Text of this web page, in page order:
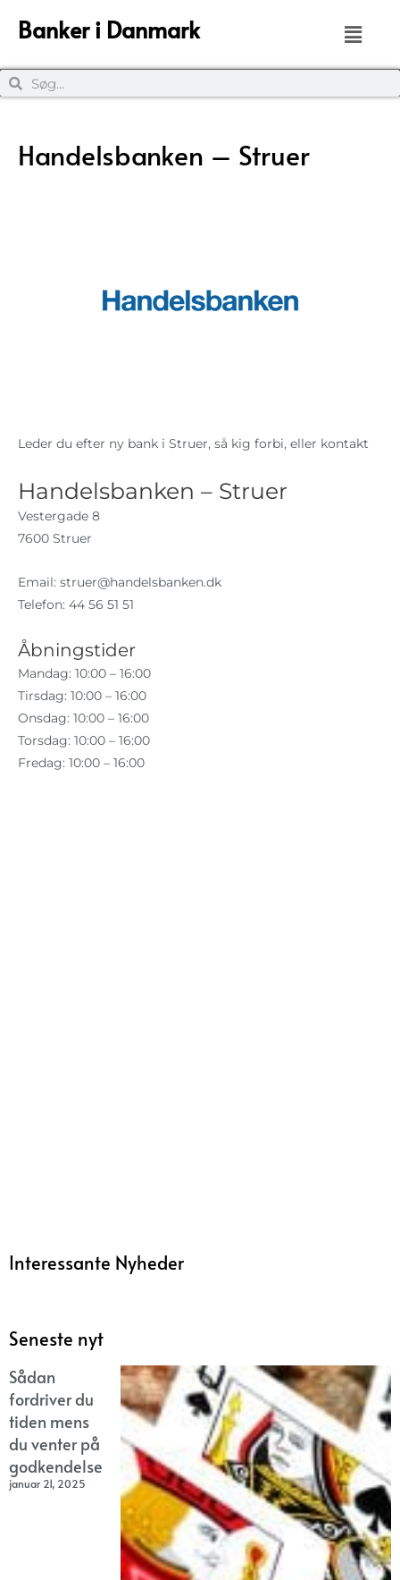
Banker i Danmark
Handelsbanken – Struer
Leder du efter ny bank i Struer, så kig forbi, eller kontakt
Handelsbanken – Struer
Vestergade 8
7600 Struer
Email: struer@handelsbanken.dk
Telefon: 44 56 51 51
Åbningstider
Mandag: 10:00 – 16:00
Tirsdag: 10:00 – 16:00
Onsdag: 10:00 – 16:00
Torsdag: 10:00 – 16:00
Fredag: 10:00 – 16:00
Interessante Nyheder
Seneste nyt
Sådan
fordriver du
tiden mens
du venter på
godkendelse
januar 21, 2025